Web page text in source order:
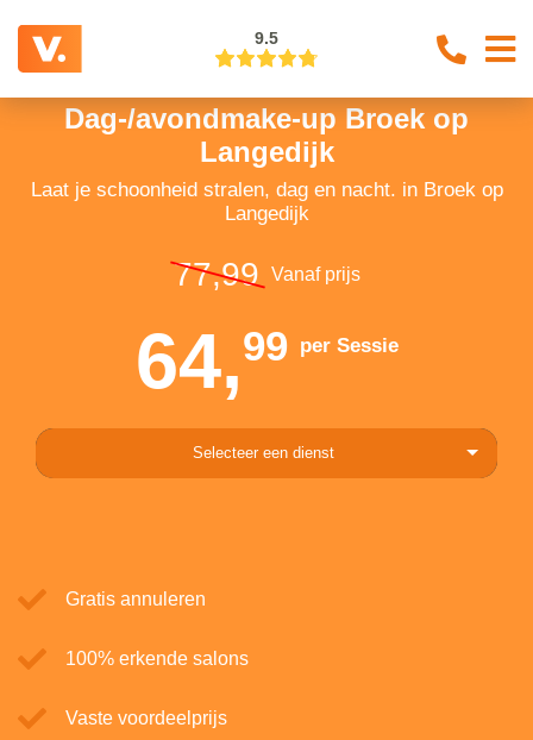
9.5
Dag-/avondmake-up Broek op
Langedijk
Laat je schoonheid stralen, dag en nacht. in Broek op
Langedijk
77,99 Vanaf prijs
64,99per Sessie
Selecteer een dienst
Gratis annuleren
100% erkende salons
Vaste voordeelprijs